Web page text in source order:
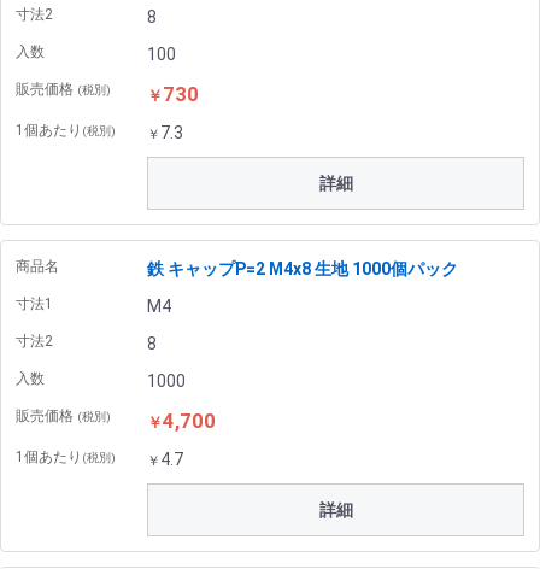
寸法2 8
入数 100
販売価格 (税別) ￥ 730
1個あたり (税別) ￥ 7.3
詳細
商品名 鉄 キャップP=2 M4x8 生地 1000個パック
寸法1 M4
寸法2 8
入数 1000
販売価格 (税別) ￥4,700
1個あたり (税別) ￥ 4.7
詳細